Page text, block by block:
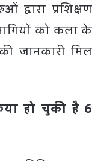
प्रशिक्षण
को कला के
जानकारी मिल
हो चुकी है 6